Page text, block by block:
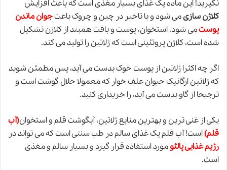
نگیرید! این ماده یک غذای بسیار مغذی است که باعث افزایش
کلاژن سازیمی شود و با تاخیر در چین و چروک باعثجوان ماندن
پوستمی شود. استخوان، پوست و بافت همبند از کلاژن تشکیل
شده است، کلاژن پروتئینی است که ژلاتین را تولید می کند.
اگر چه اکثرا ژلاتین از پوست خوک بدست می آید، پس مطمئن شوید
که ژلاتین ارگانیک حیوان علف خوار که معمولا حلال گوشت است و
ترجیحا از گاو بدست می آید، را خریداری کنید.
یکی از غنی ترین و بهترین منابع ژلاتین، آبگوشت قلم و استخوان(آب
قلم)است! آب قلم یک غذای سالم در طب سنتیاست که می تواند در
رژیم غذایی پالئومورد استفاده قرار گیرد و بسیار سالم و مغذی
است.